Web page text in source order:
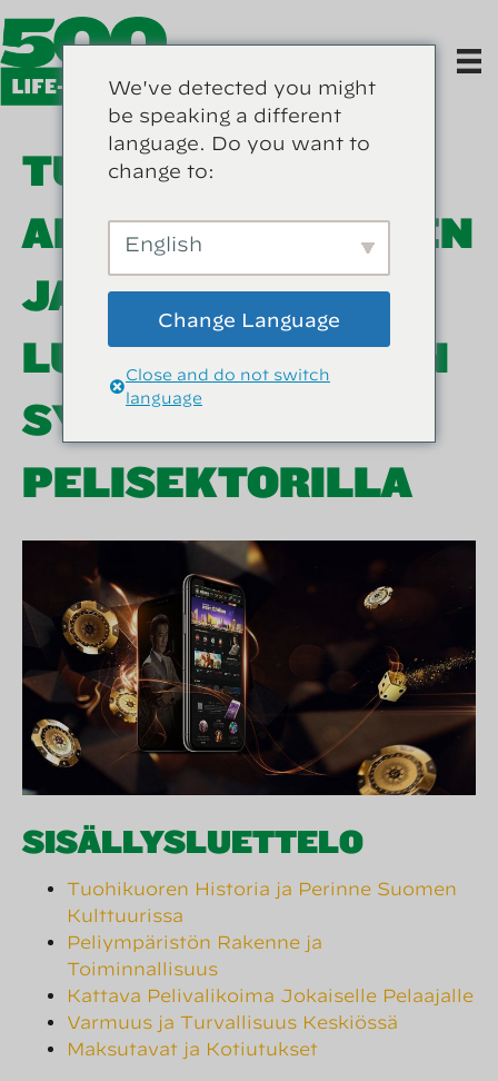
TUOHI –
ALKUPERÄISYYDEN
JA
LUOTETTAVUUDEN
SYMBOLI
PELISEKTORILLA
SISÄLLYSLUETTELO
Tuohikuoren Historia ja Perinne Suomen
Kulttuurissa
Peliympäristön Rakenne ja
Toiminnallisuus
Kattava Pelivalikoima Jokaiselle Pelaajalle
Varmuus ja Turvallisuus Keskiössä
Maksutavat ja Kotiutukset
We've detected you might
be speaking a different
language. Do you want to
change to:
English
Change Language
Close and do not switch
language